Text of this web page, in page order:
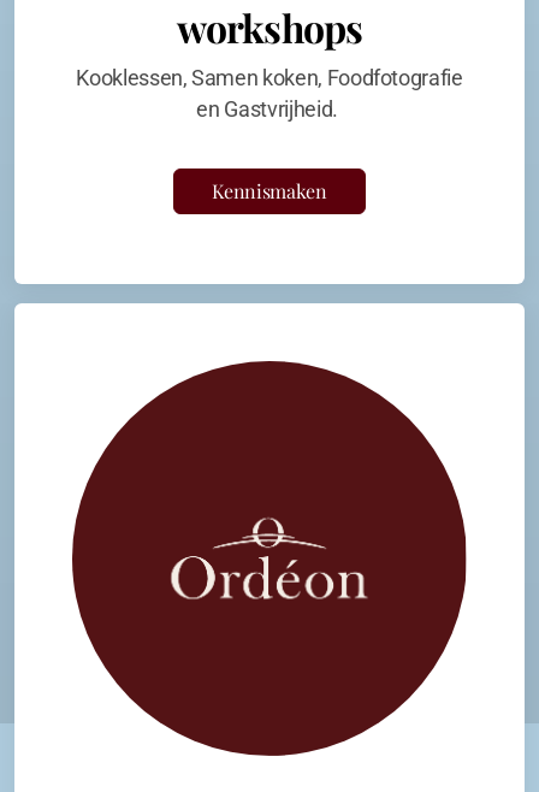
workshops
Kooklessen, Samen koken, Foodfotografie
en Gastvrijheid.
Kennismaken